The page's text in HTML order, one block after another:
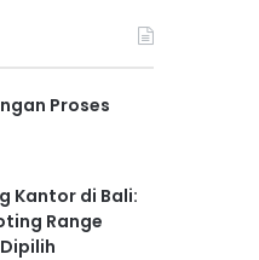
Proses
Kantor di Bali:
Range